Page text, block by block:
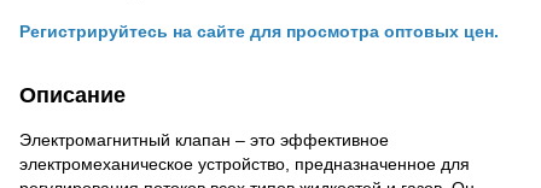
Регистрируйтесь на сайте для просмотра оптовых цен.
Описание
Электромагнитный клапан – это эффективное
электромеханическое устройство, предназначенное для